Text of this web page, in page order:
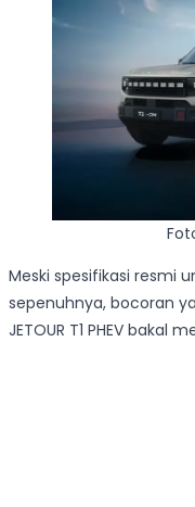
Meski spesifikasi resmi
sepenuhnya, bocoran
JETOUR T1 PHEV bakal